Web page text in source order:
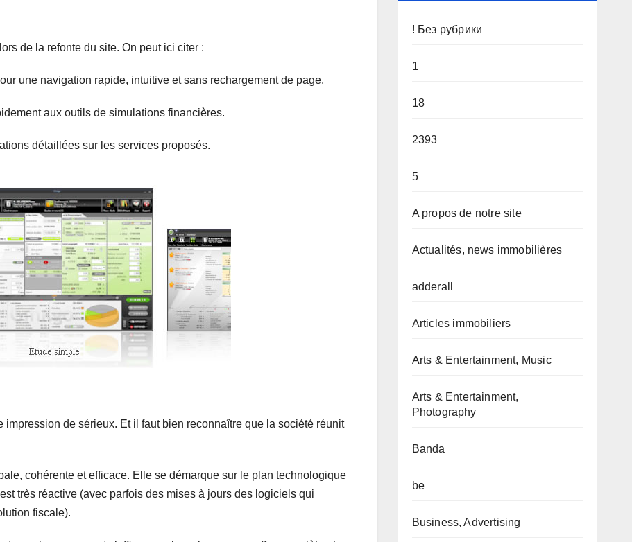
de la refonte du site. On peut ici citer :
une navigation rapide, intuitive et sans rechargement de page.
aux outils de simulations financières.
détaillées sur les services proposés.
de sérieux. Et il faut bien reconnaître que la société réunit
cohérente et efficace. Elle se démarque sur le plan technologique
très réactive (avec parfois des mises à jours des logiciels qui
fiscale).
! Без рубрики
1
18
2393
5
A propos de notre site
Actualités, news immobilières
adderall
Articles immobiliers
Arts & Entertainment, Music
Arts & Entertainment,
Photography
Banda
be
Business, Advertising